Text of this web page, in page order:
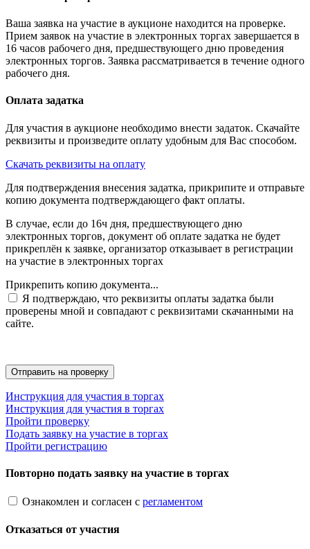
Ваша заявка на участие в аукционе находится на проверке.
Прием заявок на участие в электронных торгах завершается в
16 часов рабочего дня, предшествующего дню проведения
электронных торгов. Заявка рассматривается в течение одного
рабочего дня.
Оплата задатка
Для участия в аукционе необходимо внести задаток. Скачайте
реквизиты и произведите оплату удобным для Вас способом.
Скачать реквизиты на оплату
Для подтверждения внесения задатка, прикрипите и отправьте
копию документа подтверждающего факт оплаты.
В случае, если до 16ч дня, предшествующего дню
электронных торгов, документ об оплате задатка не будет
прикреплён к заявке, организатор отказывает в регистрации
на участие в электронных торгах
Прикрепить копию документа...
Я подтверждаю, что реквизиты оплаты задатка были
проверены мной и совпадают с реквизитами скачанными на
сайте.
Инструкция для участия в торгах
Инструкция для участия в торгах
Пройти проверку
Подать заявку на участие в торгах
Пройти регистрацию
Повторно подать заявку на участие в торгах
Ознакомлен и согласен с регламентом
Отказаться от участия